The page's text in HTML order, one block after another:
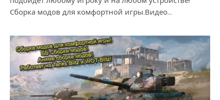
Сборка модов для комфортной игры.Видео…